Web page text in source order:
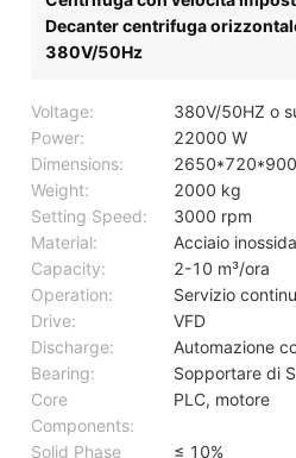
Decanter centrifuga
380V/50Hz
Voltage:
380V/50HZ o
Power:
22000 W
Dimensions:
Weight:
2000 kg
Setting Speed:
3000 rpm
Material:
Acciaio
Capacity:
2-10 m³/ora
Operation:
Servizio
Drive:
VFD
Discharge:
Automazione
Bearing:
Sopportare di
Core
Components:
PLC, motore
Solid Phase
≤ 10%